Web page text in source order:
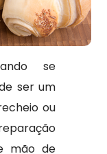
se
ser um
ou
mão de